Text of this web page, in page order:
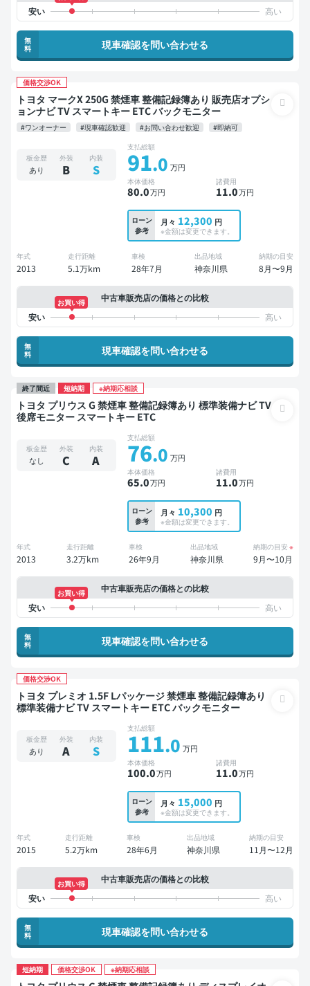
無
料
現車確認を問い合わせる
価格交渉OK
トヨタ マークX 250G 禁煙車 整備記録簿あり 販売店オプシ
ョンナビ TV スマートキー ETC バックモニター
#ワンオーナー #現車確認歓迎 #お問い合わせ歓迎 #即納可
板金歴
あり
外装
B
内装
S
支払総額
91.0 万円
本体価格
80.0万円
諸費用
11.0万円
ローン
参考
月々 12,300 円
※金額は変更できます。
年式
2013
走行距離
5.1万km
車検
28年7月
出品地域
神奈川県
納期の目安
8月〜9月
中古車販売店の価格との比較
お買い得
無
料
現車確認を問い合わせる
終了間近 短納期 ※納期応相談
トヨタ プリウス G 禁煙車 整備記録簿あり 標準装備ナビ TV
後席モニター スマートキー ETC
板金歴
なし
外装
C
内装
A
支払総額
76.0 万円
本体価格
65.0万円
諸費用
11.0万円
ローン
参考
月々 10,300 円
※金額は変更できます。
年式
2013
走行距離
3.2万km
車検
26年9月
出品地域
神奈川県
納期の目安 ※
9月〜10月
中古車販売店の価格との比較
お買い得
無
料
現車確認を問い合わせる
価格交渉OK
トヨタ プレミオ 1.5F Lパッケージ 禁煙車 整備記録簿あり
標準装備ナビ TV スマートキー ETC バックモニター
板金歴
あり
外装
A
内装
S
支払総額
111.0 万円
本体価格
100.0万円
諸費用
11.0万円
ローン
参考
月々 15,000 円
※金額は変更できます。
年式
2015
走行距離
5.2万km
車検
28年6月
出品地域
神奈川県
納期の目安
11月〜12月
中古車販売店の価格との比較
お買い得
無
料
現車確認を問い合わせる
短納期 価格交渉OK ※納期応相談